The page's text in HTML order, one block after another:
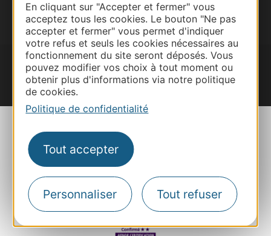
En cliquant sur "Accepter et fermer" vous
acceptez tous les cookies. Le bouton "Ne pas
accepter et fermer" vous permet d'indiquer
votre refus et seuls les cookies nécessaires au
fonctionnement du site seront déposés. Vous
pouvez modifier vos choix à tout moment ou
obtenir plus d'informations via notre politique
de cookies.
Politique de confidentialité
Tout accepter
Personnaliser Tout refuser
Je m'abonne
Plan du site Mentions et informations